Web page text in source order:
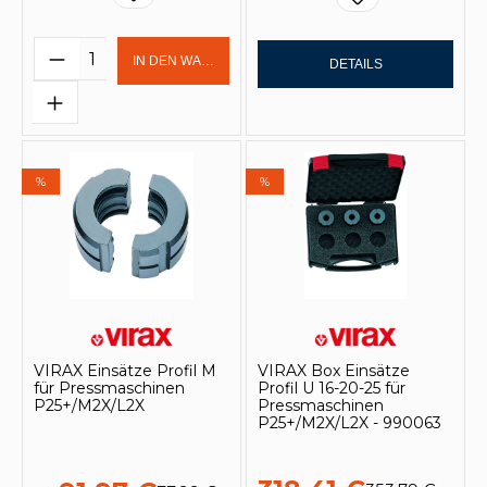
Produkt Anzahl: Gib den
IN DEN WARENKORB DETAILS
%
VIRAX Einsätze Profil M
für Pressmaschinen
P25+/M2X/L2X
%
VIRAX Box Einsätze
Profil U 16-20-25 für
Pressmaschinen
P25+/M2X/L2X - 990063